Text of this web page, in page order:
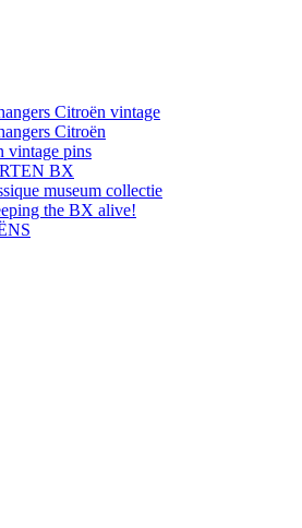
Citroën vintage
Citroën
vintage pins
BX
museum collectie
the BX alive!